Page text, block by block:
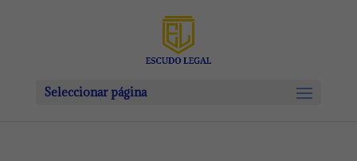
Seleccionar página